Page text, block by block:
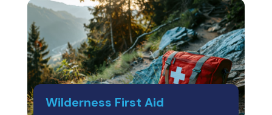
Wilderness First Aid